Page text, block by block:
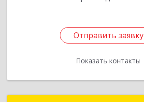
Отправить заявку
Показать контакты
Отправить заявку
Назад